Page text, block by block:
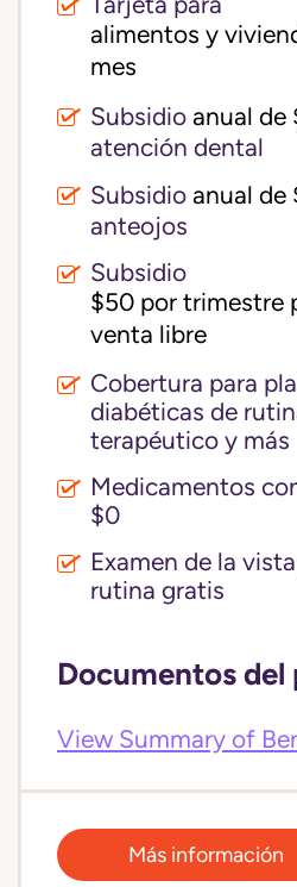
alimentos y
mes
Subsidio anual de
atención dental
Subsidio anual de
anteojos
Subsidio
$50 por trimestre
venta libre
Cobertura para
diabéticas de
terapéutico y más
Medicamentos
$0
Examen de la
rutina gratis
Documentos del
View Summary of
Más información